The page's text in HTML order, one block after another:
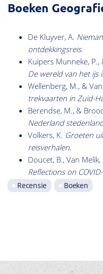
Boeken
De Kluyver, A.
ontdekkingsreis.
Kuipers Munneke,
De wereld van het ijs
Wellenberg, M., &
trekvaarten in Zuid-
Berendse, M., &
Nederland
Volkers, K. Groeten
reisverhalen.
Doucet, B., Van Melik,
Reflections on
Recensie Boeken